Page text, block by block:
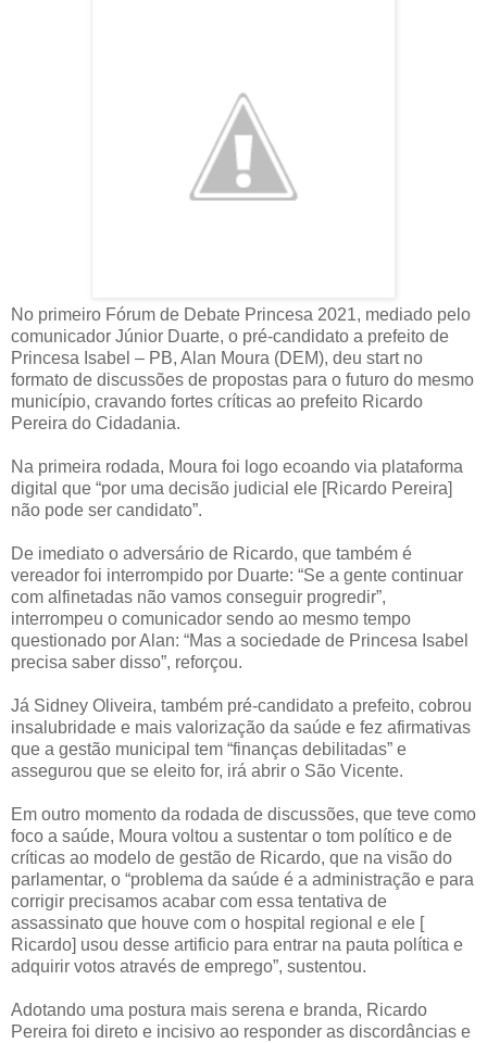
No primeiro Fórum de Debate Princesa 2021, mediado pelo
comunicador Júnior Duarte, o pré-candidato a prefeito de
Princesa Isabel – PB, Alan Moura (DEM), deu start no
formato de discussões de propostas para o futuro do mesmo
município, cravando fortes críticas ao prefeito Ricardo
Pereira do Cidadania.
Na primeira rodada, Moura foi logo ecoando via plataforma
digital que “por uma decisão judicial ele [Ricardo Pereira]
não pode ser candidato”.
De imediato o adversário de Ricardo, que também é
vereador foi interrompido por Duarte: “Se a gente continuar
com alfinetadas não vamos conseguir progredir”,
interrompeu o comunicador sendo ao mesmo tempo
questionado por Alan: “Mas a sociedade de Princesa Isabel
precisa saber disso”, reforçou.
Já Sidney Oliveira, também pré-candidato a prefeito, cobrou
insalubridade e mais valorização da saúde e fez afirmativas
que a gestão municipal tem “finanças debilitadas” e
assegurou que se eleito for, irá abrir o São Vicente.
Em outro momento da rodada de discussões, que teve como
foco a saúde, Moura voltou a sustentar o tom político e de
críticas ao modelo de gestão de Ricardo, que na visão do
parlamentar, o “problema da saúde é a administração e para
corrigir precisamos acabar com essa tentativa de
assassinato que houve com o hospital regional e ele [
Ricardo] usou desse artificio para entrar na pauta política e
adquirir votos através de emprego”, sustentou.
Adotando uma postura mais serena e branda, Ricardo
Pereira foi direto e incisivo ao responder as discordâncias e